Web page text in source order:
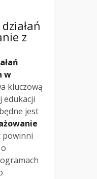
z
w
kluczową
edukacji
jest
powinni